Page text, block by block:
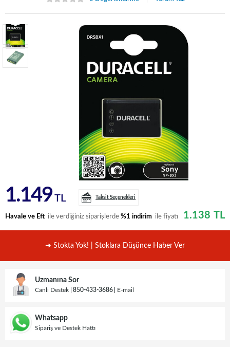
1.149 TL Taksit Seçenekleri
Havale ve Eft ile verdiğiniz siparişlerde %1 indirim ile fiyatı 1.138 TL
➜ Stokta Yok! | Stoklara Düşünce Haber Ver
Uzmanına Sor
Canlı Destek 850-433-3686 E-mail
Whatsapp
Sipariş ve Destek Hattı